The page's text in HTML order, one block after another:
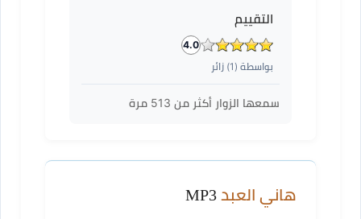
التقييم
4.0
بواسطة ( 1) زائر
سمعها الزوار أكثر من 513 مرة
هاني العبد